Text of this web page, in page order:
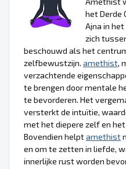
het Derde
Ajna in
zich
beschouwd als het
zelfbewustzijn. amethist,
verzachtende
te brengen door mentale
te bevorderen. Het
versterkt de intuïtie,
met het diepere zelf en
Bovendien helptamethist
en om te zetten in liefde,
innerlijke rust worden